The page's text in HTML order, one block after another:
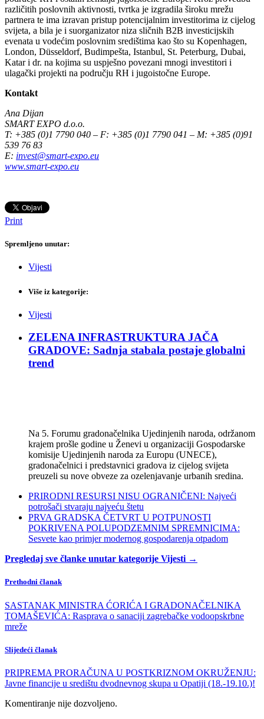
različitih poslovnih aktivnosti, tvrtka je izgradila široku mrežu
partnera te ima izravan pristup potencijalnim investitorima iz cijelog
svijeta, a bila je i suorganizator niza sličnih B2B investicijskih
evenata u vodećim poslovnim središtima kao što su Kopenhagen,
London, Düsseldorf, Budimpešta, Istanbul, St. Peterburg, Dubai,
Katar i dr. na kojima su uspješno povezani mnogi investitori i
ulagački projekti na području RH i jugoistočne Europe.
Kontakt
Ana Dijan
SMART EXPO d.o.o.
T: +385 (0)1 7790 040 – F: +385 (0)1 7790 041 – M: +385 (0)91
539 76 83
E: invest@smart-expo.eu
www.smart-expo.eu
Print
Spremljeno unutar:
Vijesti
Više iz kategorije:
Vijesti
ZELENA INFRASTRUKTURA JAČA
GRADOVE: Sadnja stabala postaje globalni
trend
Na 5. Forumu gradonačelnika Ujedinjenih naroda, održanom
krajem prošle godine u Ženevi u organizaciji Gospodarske
komisije Ujedinjenih naroda za Europu (UNECE),
gradonačelnici i predstavnici gradova iz cijelog svijeta
preuzeli su nove obveze za ozelenjavanje urbanih sredina.
PRIRODNI RESURSI NISU OGRANIČENI: Najveći
potrošači stvaraju najveću štetu
PRVA GRADSKA ČETVRT U POTPUNOSTI
POKRIVENA POLUPODZEMNIM SPREMNICIMA:
Sesvete kao primjer modernog gospodarenja otpadom
Pregledaj sve članke unutar kategorije Vijesti →
Prethodni članak
SASTANAK MINISTRA ĆORIĆA I GRADONAČELNIKA
TOMAŠEVIĆA: Rasprava o sanaciji zagrebačke vodoopskrbne
mreže
Slijedeći članak
PRIPREMA PRORAČUNA U POSTKRIZNOM OKRUŽENJU:
Javne financije u središtu dvodnevnog skupa u Opatiji (18.-19.10.)!
Komentiranje nije dozvoljeno.